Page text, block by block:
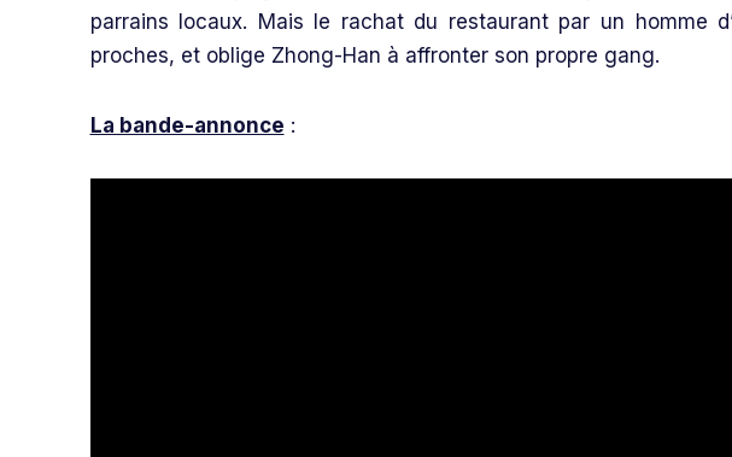
parrains locaux. Mais le rachat du restaurant par un homme
proches, et oblige Zhong-Han à affronter son propre gang.
La bande-annonce :